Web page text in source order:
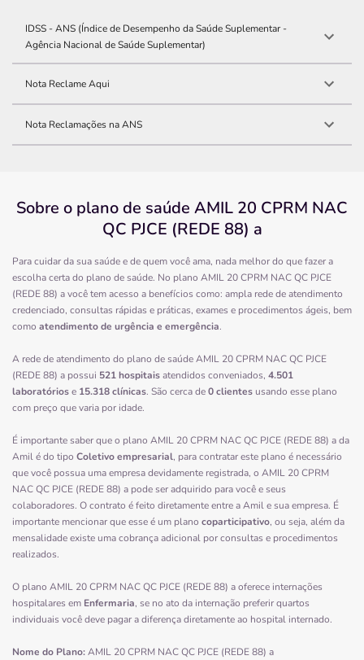
IDSS - ANS (Índice de Desempenho da Saúde Suplementar -
Agência Nacional de Saúde Suplementar)
Nota Reclame Aqui
Nota Reclamações na ANS
Sobre o plano de saúde AMIL 20 CPRM NAC
QC PJCE (REDE 88) a
Para cuidar da sua saúde e de quem você ama, nada melhor do que fazer a
escolha certa do plano de saúde. No plano AMIL 20 CPRM NAC QC PJCE
(REDE 88) a você tem acesso a benefícios como: ampla rede de atendimento
credenciado, consultas rápidas e práticas, exames e procedimentos ágeis, bem
como atendimento de urgência e emergência.
A rede de atendimento do plano de saúde AMIL 20 CPRM NAC QC PJCE
(REDE 88) a possui 521 hospitaisatendidos conveniados, 4.501
laboratóriose 15.318 clínicas. São cerca de0 clientes usando esse plano
com preço que varia por idade.
É importante saber que o plano AMIL 20 CPRM NAC QC PJCE (REDE 88) a da
Amil é do tipo Coletivo empresarial, para contratar este plano é necessário
que você possua uma empresa devidamente registrada, o AMIL 20 CPRM
NAC QC PJCE (REDE 88) a pode ser adquirido para você e seus
colaboradores. O contrato é feito diretamente entre a Amil e sua empresa. É
importante mencionar que esse é um plano coparticipativo, ou seja, além da
mensalidade existe uma cobrança adicional por consultas e procedimentos
realizados.
O plano AMIL 20 CPRM NAC QC PJCE (REDE 88) a oferece internações
hospitalares em Enfermaria, se no ato da internação preferir quartos
individuais você deve pagar a diferença diretamente ao hospital internado.
Nome do Plano:AMIL 20 CPRM NAC QC PJCE (REDE 88) a